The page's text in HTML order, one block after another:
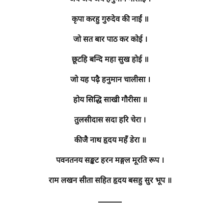
कृपा करहु गुरुदेव की नाईं ॥
जो सत बार पाठ कर कोई ।
छूटहि बन्दि महा सुख होई ॥
जो यह पढ़ै हनुमान चालीसा ।
होय सिद्धि साखी गौरीसा ॥
तुलसीदास सदा हरि चेरा ।
कीजै नाथ हृदय महँ डेरा ॥
पवनतनय सङ्कट हरन मङ्गल मूरति रूप ।
राम लखन सीता सहित हृदय बसहु सुर भूप ॥
———